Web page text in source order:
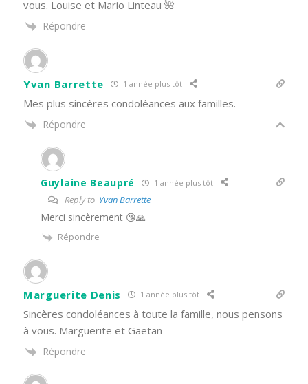
vous. Louise et Mario Linteau 🌺
Répondre
Yvan Barrette 1 année plus tôt
Mes plus sincères condoléances aux familles.
Répondre
Guylaine Beaupré 1 année plus tôt
Reply to Yvan Barrette
Merci sincèrement 😘🙏
Répondre
Marguerite Denis 1 année plus tôt
Sincères condoléances à toute la famille, nous pensons
à vous. Marguerite et Gaetan
Répondre